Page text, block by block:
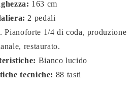
163 cm
2 pedali
Pianoforte 1/4 di coda, produzione
restaurato.
Bianco lucido
tecniche: 88 tasti